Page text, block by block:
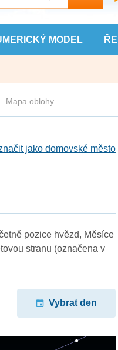
MODEL
Mapa oblohy
jako domovské město
pozice hvězd, Měsíce
stranu (označena v
Vybrat den